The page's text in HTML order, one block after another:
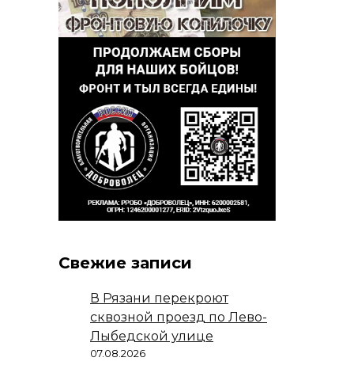
Свежие записи
В Рязани перекроют
сквозной проезд по Лево-
Лыбедской улице
07.08.2026